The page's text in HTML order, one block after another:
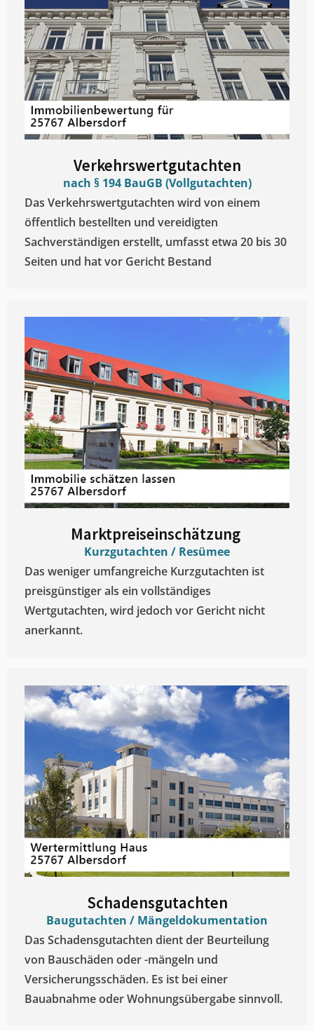
Verkehrswertgutachten
nach § 194 BauGB (Vollgutachten)
Das Verkehrswertgutachten wird von einem
öffentlich bestellten und vereidigten
Sachverständigen erstellt, umfasst etwa 20 bis 30
Seiten und hat vor Gericht Bestand
Marktpreiseinschätzung ​
Kurzgutachten / Resümee
Das weniger umfangreiche Kurzgutachten ist
preisgünstiger als ein vollständiges
Wertgutachten, wird jedoch vor Gericht nicht
anerkannt.
Schadensgutachten
Baugutachten / Mängeldokumentation
Das Schadensgutachten dient der Beurteilung
von Bauschäden oder -mängeln und
Versicherungsschäden. Es ist bei einer
Bauabnahme oder Wohnungsübergabe sinnvoll.